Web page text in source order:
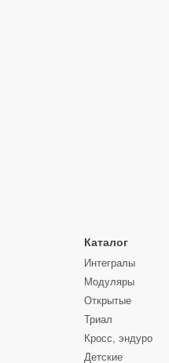
Каталог
Интегралы
Модуляры
Открытые
Триал
Кросс, эндуро
Детские